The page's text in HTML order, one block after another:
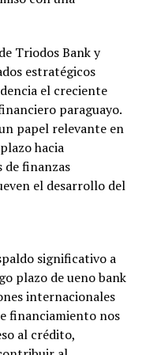
Triodos Bank y
estratégicos
el creciente
paraguayo.
papel relevante en
hacia
finanzas
el desarrollo del
significativo a
plazo de ueno bank
internacionales
financiamiento nos
al crédito,